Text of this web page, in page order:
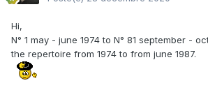
Hi,
N° 1 may - june 1974 to N° 81 september -
the repertoire from 1974 to from june 1987.